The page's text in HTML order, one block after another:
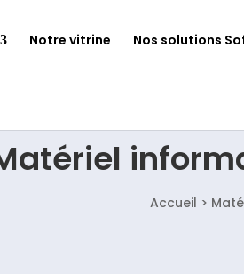
Notre vitrine Nos solutions
Accueil >